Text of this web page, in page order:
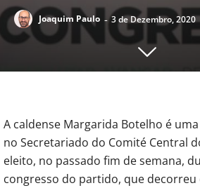
Joaquim Paulo - 3 de Dezembro, 2020
A caldense Margarida Botelho é
no Secretariado do Comité Central
eleito, no passado fim de semana,
congresso do partido, que decorreu